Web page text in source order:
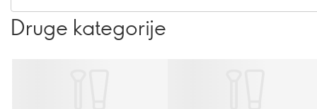
boste vi – in tisti, ki jih imate radi – zaužili dovolj
Druge kategorije